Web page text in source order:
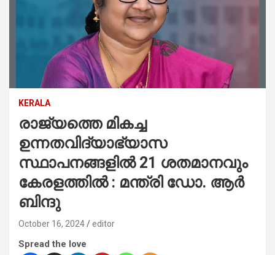
KERALA
രാജ്യത്തെ മികച്ച
ഉന്നതവിദ്യാഭ്യാസ
സ്ഥാപനങ്ങളിൽ 21 ശതമാനവും
കേരളത്തിൽ : മന്ത്രി ഡോ. ആർ
ബിന്ദു
October 16, 2024 editor
Spread the love